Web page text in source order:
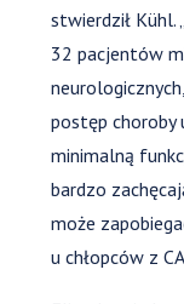
stwierdził Kühl.
32 pacjentów
postęp choroby
minimalną
bardzo
może
u chłopców z